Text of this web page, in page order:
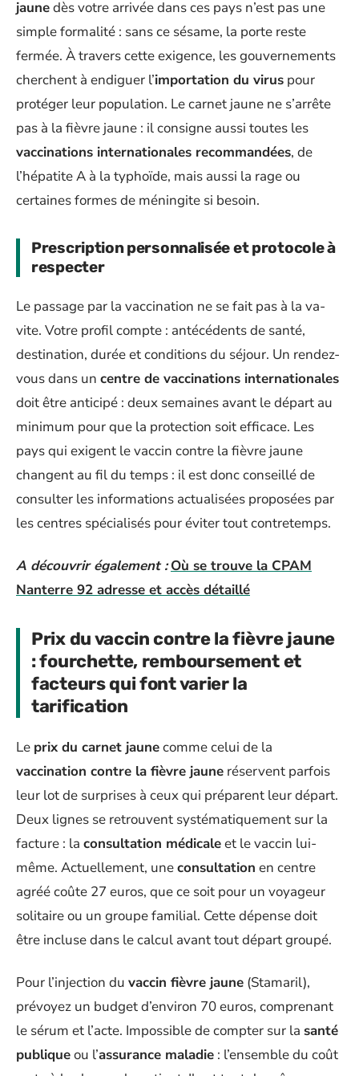
jaunedès votre arrivée dans ces pays n’est pas une
simple formalité : sans ce sésame, la porte reste
fermée. À travers cette exigence, les gouvernements
cherchent à endiguer l’importation du virus pour
protéger leur population. Le carnet jaune ne s’arrête
pas à la fièvre jaune : il consigne aussi toutes les
vaccinations internationales recommandées, de
l’hépatite A à la typhoïde, mais aussi la rage ou
certaines formes de méningite si besoin.
Prescription personnalisée et protocole à
respecter
Le passage par la vaccination ne se fait pas à la va-
vite. Votre profil compte : antécédents de santé,
destination, durée et conditions du séjour. Un rendez-
vous dans un centre de vaccinations internationales
doit être anticipé : deux semaines avant le départ au
minimum pour que la protection soit efficace. Les
pays qui exigent le vaccin contre la fièvre jaune
changent au fil du temps : il est donc conseillé de
consulter les informations actualisées proposées par
les centres spécialisés pour éviter tout contretemps.
A découvrir également : Où se trouve la CPAM
Nanterre 92 adresse et accès détaillé
Prix du vaccin contre la fièvre jaune
: fourchette, remboursement et
facteurs qui font varier la
tarification
Le prix du carnet jaunecomme celui de la
vaccination contre la fièvre jaune réservent parfois
leur lot de surprises à ceux qui préparent leur départ.
Deux lignes se retrouvent systématiquement sur la
facture : la consultation médicaleet le vaccin lui-
même. Actuellement, uneconsultation en centre
agréé coûte 27 euros, que ce soit pour un voyageur
solitaire ou un groupe familial. Cette dépense doit
être incluse dans le calcul avant tout départ groupé.
Pour l’injection du vaccin fièvre jaune (Stamaril),
prévoyez un budget d’environ 70 euros, comprenant
le sérum et l’acte. Impossible de compter sur la santé
publiqueou l’assurance maladie : l’ensemble du coût